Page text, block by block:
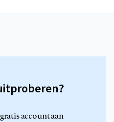
account aan